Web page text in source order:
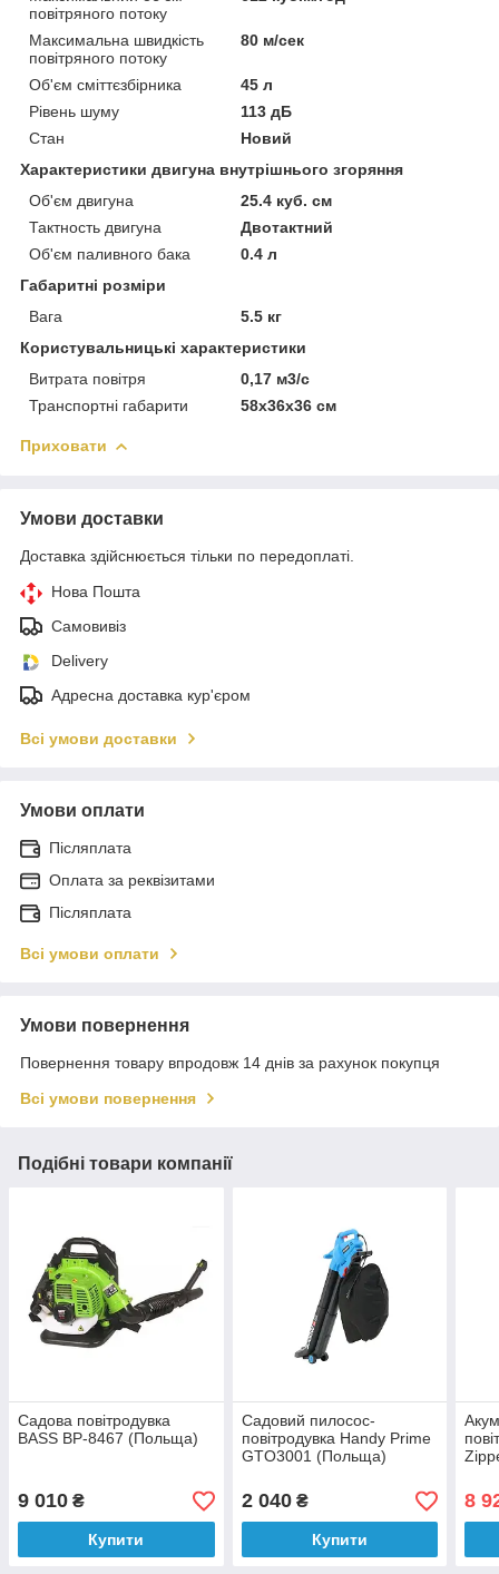
повітряного потоку
Максимальна швидкість
повітряного потоку
80 м/сек
Об'єм сміттєзбірника
45 л
Рівень шуму
113 дБ
Стан
Новий
Характеристики двигуна внутрішнього згоряння
Об'єм двигуна
25.4 куб. см
Тактность двигуна
Двотактний
Об'єм паливного бака
0.4 л
Габаритні розміри
Вага
5.5 кг
Користувальницькі характеристики
Витрата повітря
0,17 м3/с
Транспортні габарити
58х36х36 см
Приховати
Умови доставки
Доставка здійснюється тільки по передоплаті.
Нова Пошта
Самовивіз
Delivery
Адресна доставка кур'єром
Всі умови доставки
Умови оплати
Післяплата
Оплата за реквізитами
Післяплата
Всі умови оплати
Умови повернення
Повернення товару впродовж 14 днів за рахунок покупця
Всі умови повернення
Подібні товари компанії
Садова повітродувка
BASS BP-8467 (Польща)
9 010 ₴
Купити
Садовий пилосос-
повітродувка Handy Prime
GTO3001 (Польща)
2 040₴
Купити
8